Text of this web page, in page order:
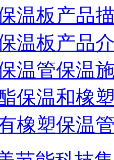
温板产品
温板产品
温管保温
保温和橡
橡塑保温